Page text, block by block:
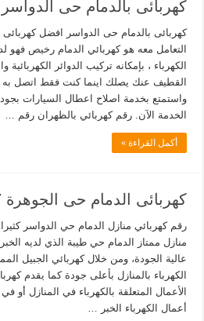
كهربائى بالدمام حى الدواسر
كهربائى بالدمام حى الدواسر افضل
التعامل معه هو كهربائي الدمام رخيص فهو
الكهرباء ، بإمكانه تركيب الدوائر
القطيف عنك يصلك اينما كنت فقط اتصل به
واستمتع بخدمة اصلاح اعطال السيارات
الخدمة الآن. رقم كهربائي بالظهران رقم …
أكمل القراءة »
كهربائى الدمام حى الجوهرة 0546559377
رقم كهربائي منازل الدمام حي الدواسر
منازل ممتاز الدمام حي طيبة الذي لديه
عالية الجودة، ومن خلال كهربائي الجبيل
الكهرباء بالمنازل بأعلى جودة كما يقدم
الأعمال المتعلقة بالكهرباء في المنازل أو
أعمال الكهرباء الخبر …